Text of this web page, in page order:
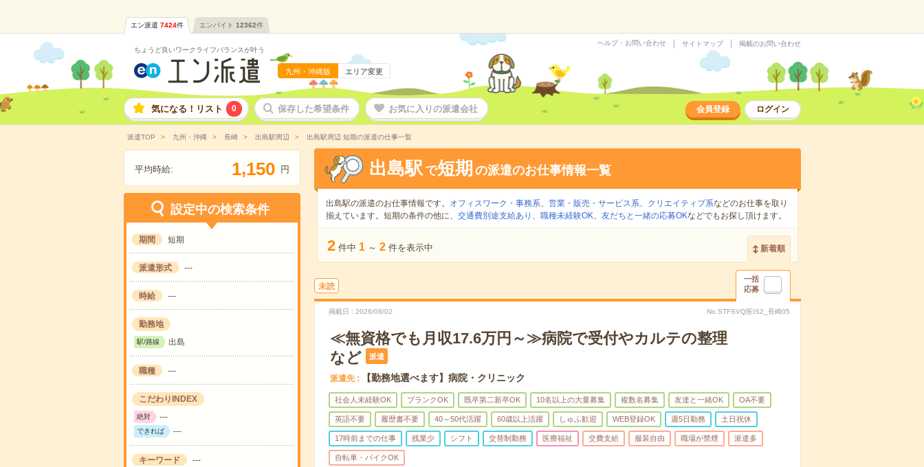
エン派遣 7424件 エンバイト 12362件
ちょうど良いワークライフバランスが叶う
九州・沖縄版 エリア変更
ヘルプ・お問い合わせ サイトマップ 掲載のお問い合わせ
気になる！リスト 0 保存した希望条件 お気に入りの派遣会社 会員登録 ログイン
派遣TOP 九州・沖縄 長崎 出島駅周辺 出島駅周辺 短期の派遣の仕事一覧
平均時給: 1,150 円
設定中の検索条件
期間 短期
派遣形式 ---
時給 ---
勤務地
駅/路線 出島
職種 ---
こだわりINDEX
絶対 ---
できれば ---
キーワード ---
出島駅 で短期 の派遣のお仕事情報一覧
出島駅の派遣のお仕事情報です。 オフィスワーク・事務系、 営業・販売・サービス系、 クリエイティブ系などのお仕事を取り
揃えています。短期の条件の他に、 交通費別途支給あり 、 職種未経験OK、 友だちと一緒の応募OKなどでもお探し頂けます。
2 件中 1 ～ 2 件を表示中 新着順
未読
一括
応募
掲載日 2026/08/02 No.STFSVQ医IS2_長崎05
≪無資格でも月収17.6万円～≫病院で受付やカルテの整理
など
派遣
派遣先 【勤務地選べます】病院・クリニック
社会人未経験OK ブランクOK 既卒第二新卒OK 10名以上の大量募集 複数名募集 友達と一緒OK OA不要
英語不要 履歴書不要 40～50代活躍 60歳以上活躍 しゅふ歓迎 WEB登録OK 週5日勤務 土日祝休
17時前までの仕事 残業少 シフト 交替制勤務 医療福祉 交費支給 服装自由 職場が禁煙 派遣多
自転車・バイクOK